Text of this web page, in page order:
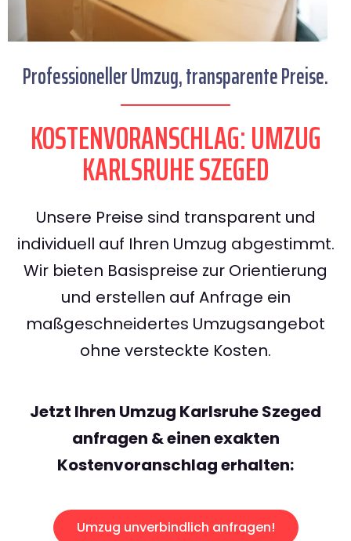
Professioneller Umzug, transparente Preise.
KOSTENVORANSCHLAG: UMZUG
KARLSRUHE SZEGED
Unsere Preise sind transparent und
individuell auf Ihren Umzug abgestimmt.
Wir bieten Basispreise zur Orientierung
und erstellen auf Anfrage ein
maßgeschneidertes Umzugsangebot
ohne versteckte Kosten.
Jetzt Ihren Umzug Karlsruhe Szeged
anfragen & einen exakten
Kostenvoranschlag erhalten:
Umzug unverbindlich anfragen!